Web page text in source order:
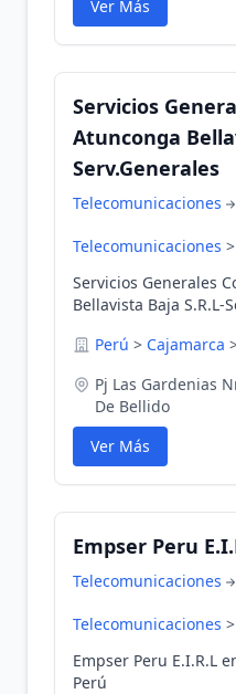
Ver Más
Servicios
Atunconga
Serv.Generales
Telecomunicaciones
Telecomunicaciones >
Servicios Generales
Bellavista Baja S.R.L-
Perú > Cajamarca
Pj Las Gardenias
De Bellido
Ver Más
Empser Peru
Telecomunicaciones
Telecomunicaciones >
Empser Peru E.I.R.L
Perú